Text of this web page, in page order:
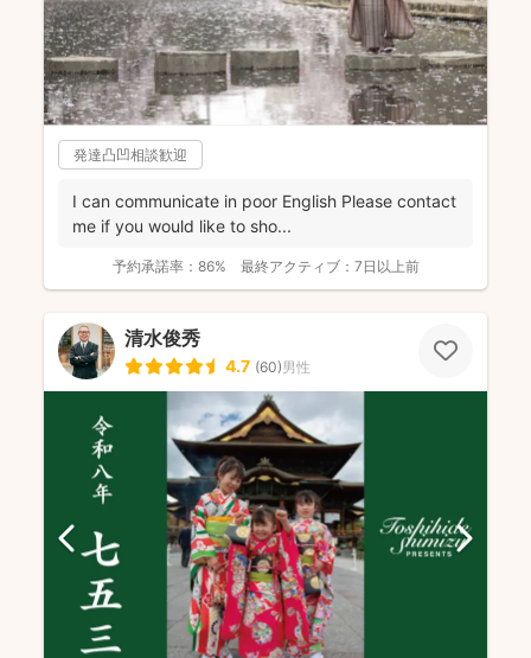
発達凸凹相談歓迎
I can communicate in poor English Please contact
me if you would like to sho...
予約承諾率： 86% 最終アクティブ： 7日以上前
清水俊秀
4.7 (60)男性